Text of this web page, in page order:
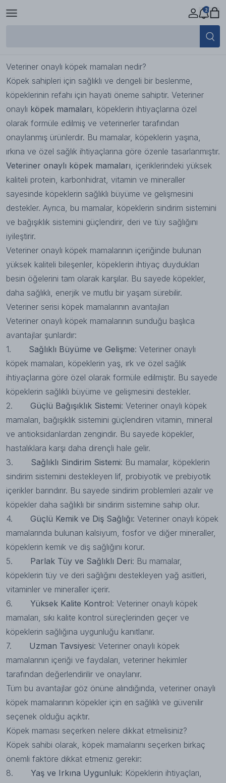
2
Veteriner onaylı köpek mamaları nedir?
Köpek sahipleri için sağlıklı ve dengeli bir beslenme,
köpeklerinin refahı için hayati öneme sahiptir. Veteriner
onaylı köpek mamaları, köpeklerin ihtiyaçlarına özel
olarak formüle edilmiş ve veterinerler tarafından
onaylanmış ürünlerdir. Bu mamalar, köpeklerin yaşına,
ırkına ve özel sağlık ihtiyaçlarına göre özenle tasarlanmıştır.
Veteriner onaylı köpek mamaları, içeriklerindeki yüksek
kaliteli protein, karbonhidrat, vitamin ve mineraller
sayesinde köpeklerin sağlıklı büyüme ve gelişmesini
destekler. Ayrıca, bu mamalar, köpeklerin sindirim sistemini
ve bağışıklık sistemini güçlendirir, deri ve tüy sağlığını
iyileştirir.
Veteriner onaylı köpek mamalarının içeriğinde bulunan
yüksek kaliteli bileşenler, köpeklerin ihtiyaç duydukları
besin öğelerini tam olarak karşılar. Bu sayede köpekler,
daha sağlıklı, enerjik ve mutlu bir yaşam sürebilir.
Veteriner serisi köpek mamalarının avantajları
Veteriner onaylı köpek mamalarının sunduğu başlıca
avantajlar şunlardır:
1. Sağlıklı Büyüme ve Gelişme: Veteriner onaylı
köpek mamaları, köpeklerin yaş, ırk ve özel sağlık
ihtiyaçlarına göre özel olarak formüle edilmiştir. Bu sayede
köpeklerin sağlıklı büyüme ve gelişmesini destekler.
2. Güçlü Bağışıklık Sistemi: Veteriner onaylı köpek
mamaları, bağışıklık sistemini güçlendiren vitamin, mineral
ve antioksidanlardan zengindir. Bu sayede köpekler,
hastalıklara karşı daha dirençli hale gelir.
3. Sağlıklı Sindirim Sistemi: Bu mamalar, köpeklerin
sindirim sistemini destekleyen lif, probiyotik ve prebiyotik
içerikler barındırır. Bu sayede sindirim problemleri azalır ve
köpekler daha sağlıklı bir sindirim sistemine sahip olur.
4. Güçlü Kemik ve Diş Sağlığı: Veteriner onaylı köpek
mamalarında bulunan kalsiyum, fosfor ve diğer mineraller,
köpeklerin kemik ve diş sağlığını korur.
5. Parlak Tüy ve Sağlıklı Deri: Bu mamalar,
köpeklerin tüy ve deri sağlığını destekleyen yağ asitleri,
vitaminler ve mineraller içerir.
6. Yüksek Kalite Kontrol: Veteriner onaylı köpek
mamaları, sıkı kalite kontrol süreçlerinden geçer ve
köpeklerin sağlığına uygunluğu kanıtlanır.
7. Uzman Tavsiyesi: Veteriner onaylı köpek
mamalarının içeriği ve faydaları, veteriner hekimler
tarafından değerlendirilir ve onaylanır.
Tüm bu avantajlar göz önüne alındığında, veteriner onaylı
köpek mamalarının köpekler için en sağlıklı ve güvenilir
seçenek olduğu açıktır.
Köpek maması seçerken nelere dikkat etmelisiniz?
Köpek sahibi olarak, köpek mamalarını seçerken birkaç
önemli faktöre dikkat etmeniz gerekir:
8. Yaş ve Irkına Uygunluk: Köpeklerin ihtiyaçları,